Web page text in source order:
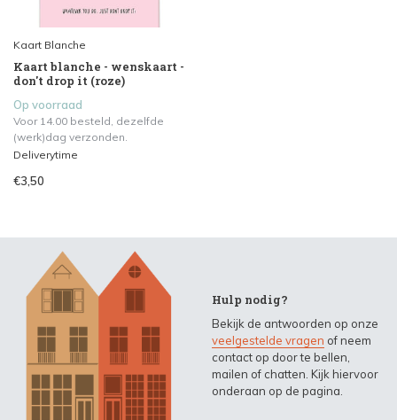
Kaart Blanche
Kaart blanche - wenskaart -
don't drop it (roze)
Op voorraad
Voor 14.00 besteld, dezelfde
(werk)dag verzonden.
Deliverytime
€3,50
Hulp nodig?
Bekijk de antwoorden op onze
veelgestelde vragen of neem
contact op door te bellen,
mailen of chatten. Kijk hiervoor
onderaan op de pagina.